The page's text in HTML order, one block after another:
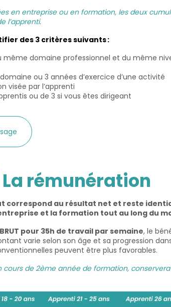
en entreprise ou en formation, les deux
l’apprenti.
des 3 critères suivants :
domaine professionnel et du même
ou 3 années d’exercice d’une activité
visée par l’apprenti
ou de 3 si vous êtes dirigeant
rémunération
correspond au résultat net et reste
et la formation tout au long du
BRUT pour 35h de travail par semaine, le
varie selon son âge et sa progression
peuvent être plus favorables.
cours de 2èmeannée de formation,